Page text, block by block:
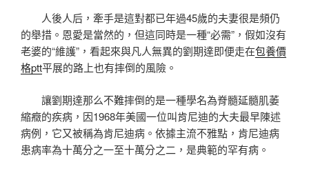
人後人后，牽手是這對都已年過45歲的夫妻很是頻仍
的舉措。恩愛是當然的，但這同時是一種“必需”，假如沒有
老婆的“維護”，看起來與凡人無異的劉期達即便走在包養價
格ptt平展的路上也有摔倒的風險。
讓劉期達那么不難摔倒的是一種學名為脊髓延髓肌萎
縮癥的疾病，因1968年美國一位叫肯尼迪的大夫最早陳述
病例，它又被稱為肯尼迪病。依據主流不雅點，肯尼迪病
患病率為十萬分之一至十萬分之二，是典範的罕有病。